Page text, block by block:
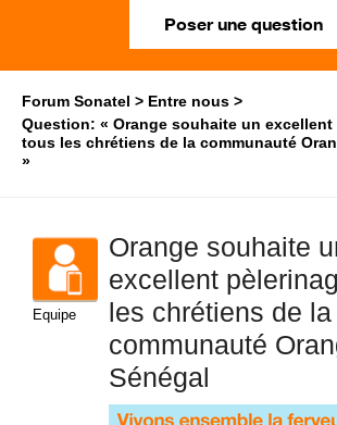
Poser une question
Forum Sonatel
Entre nous
Question: « Orange souhaite un excellent
tous les chrétiens de la communauté
»
Orange souhaite
excellent
les chrétiens de la
communauté
Sénégal
Equipe